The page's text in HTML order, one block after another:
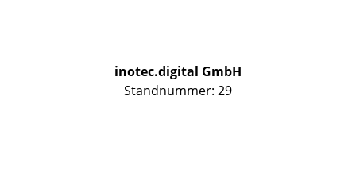
inotec.digital GmbH
Standnummer: 29